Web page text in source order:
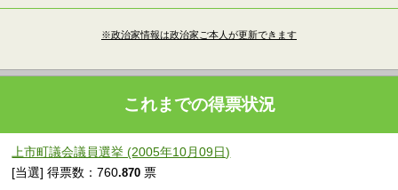
※政治家情報は政治家ご本人が更新できます
これまでの得票状況
上市町議会議員選挙 (2005年10月09日)
[当選] 得票数：760.870 票